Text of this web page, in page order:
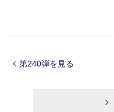
第240弾を見る